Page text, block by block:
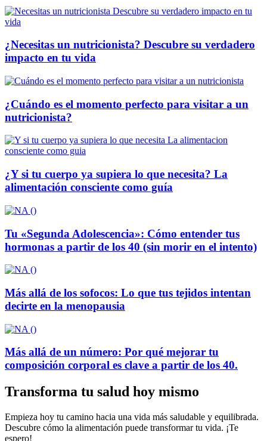
¿Necesitas un nutricionista? Descubre su verdadero
impacto en tu vida
¿Cuándo es el momento perfecto para visitar a un
nutricionista?
¿Y si tu cuerpo ya supiera lo que necesita? La
alimentación consciente como guía
Tu «Segunda Adolescencia»: Cómo entender tus
hormonas a partir de los 40 (sin morir en el intento)
Más allá de los sofocos: Lo que tus tejidos intentan
decirte en la menopausia
Más allá de un número: Por qué mejorar tu
composición corporal es clave a partir de los 40.
Transforma tu salud hoy mismo
Empieza hoy tu camino hacia una vida más saludable y equilibrada.
Descubre cómo la alimentación puede transformar tu vida. ¡Te
espero!